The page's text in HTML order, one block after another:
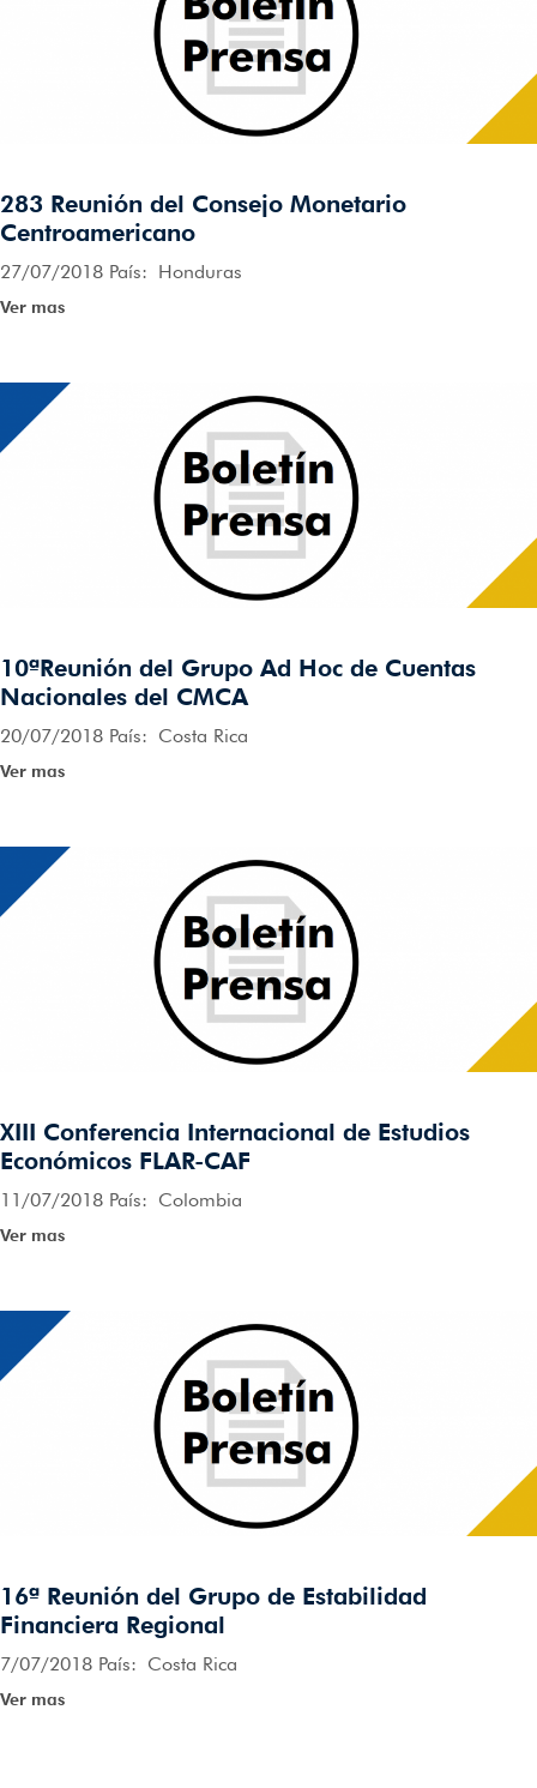
283 Reunión del Consejo Monetario
Centroamericano
27/07/2018 País: Honduras
Ver mas
10ªReunión del Grupo Ad Hoc de Cuentas
Nacionales del CMCA
20/07/2018 País: Costa Rica
Ver mas
XIII Conferencia Internacional de Estudios
Económicos FLAR-CAF
11/07/2018 País: Colombia
Ver mas
16ª Reunión del Grupo de Estabilidad
Financiera Regional
7/07/2018 País: Costa Rica
Ver mas